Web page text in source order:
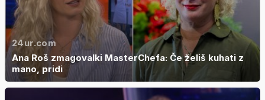
24ur.com
Ana Roš zmagovalki MasterChefa: Če želiš kuhati z
mano, pridi